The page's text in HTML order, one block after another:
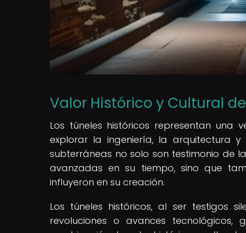
Valor Histórico y Cultural
Los túneles históricos representan
explorar la ingeniería, la arquitectura
subterráneas no solo son testimonio de
avanzadas en su tiempo, sino que
influyeron en su creación.
Los túneles históricos, al ser testigos
revoluciones o avances tecnológicos,